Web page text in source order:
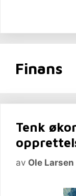
Finans
Tenk
av Ole Larsen